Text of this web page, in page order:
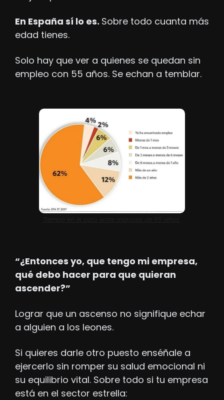
En España sí lo es. Sobre todo cuanta más
edad tienes.
Solo hay que ver a quienes se quedan sin
empleo con 55 años. Se echan a temblar.
“¿Entonces yo, que tengo mi empresa,
qué debo hacer para que quieran
ascender?”
Lograr que un ascenso no signifique echar
a alguien a los leones.
Si quieres darle otro puesto enséñale a
ejercerlo sin romper su salud emocional ni
su equilibrio vital. Sobre todo si tu empresa
está en el sector estrella: